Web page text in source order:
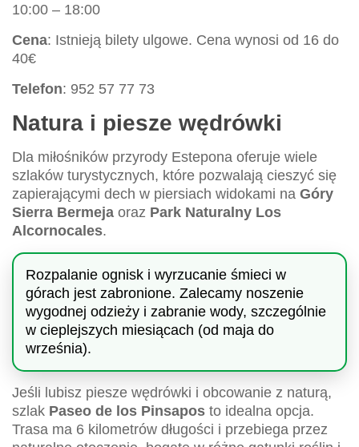
10:00 – 18:00
Cena: Istnieją bilety ulgowe. Cena wynosi od 16 do
40€
Telefon: 952 57 77 73
Natura i piesze wędrówki
Dla miłośników przyrody Estepona oferuje wiele
szlaków turystycznych, które pozwalają cieszyć się
zapierającymi dech w piersiach widokami na Góry
Sierra Bermeja oraz Park Naturalny Los
Alcornocales.
Rozpalanie ognisk i wyrzucanie śmieci w
górach jest zabronione. Zalecamy noszenie
wygodnej odzieży i zabranie wody, szczególnie
w cieplejszych miesiącach (od maja do
września).
Jeśli lubisz piesze wędrówki i obcowanie z naturą,
szlak Paseo de los Pinsapos to idealna opcja.
Trasa ma 6 kilometrów długości i przebiega przez